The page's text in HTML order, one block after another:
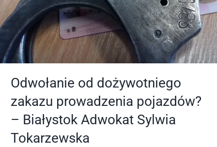
Odwołanie od dożywotniego
zakazu prowadzenia pojazdów?
– Białystok Adwokat Sylwia
Tokarzewska